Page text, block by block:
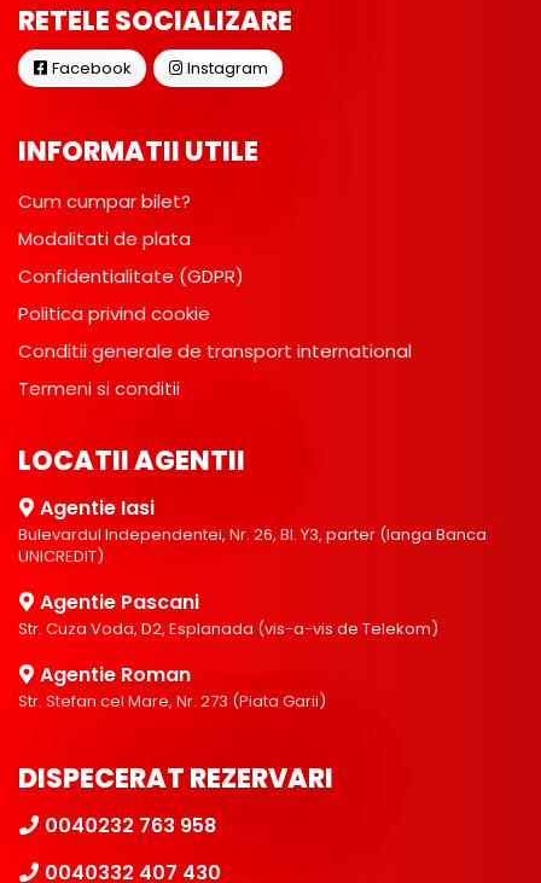
RETELE SOCIALIZARE
Facebook Instagram
INFORMATII UTILE
Cum cumpar bilet?
Modalitati de plata
Confidentialitate (GDPR)
Politica privind cookie
Conditii generale de transport international
Termeni si conditii
LOCATII AGENTII
Agentie Iasi
Bulevardul Independentei, Nr. 26, Bl. Y3, parter (langa Banca
UNICREDIT)
Agentie Pascani
Str. Cuza Voda, D2, Esplanada (vis-a-vis de Telekom)
Agentie Roman
Str. Stefan cel Mare, Nr. 273 (Piata Garii)
DISPECERAT REZERVARI
0040232 763 958
0040332 407 430